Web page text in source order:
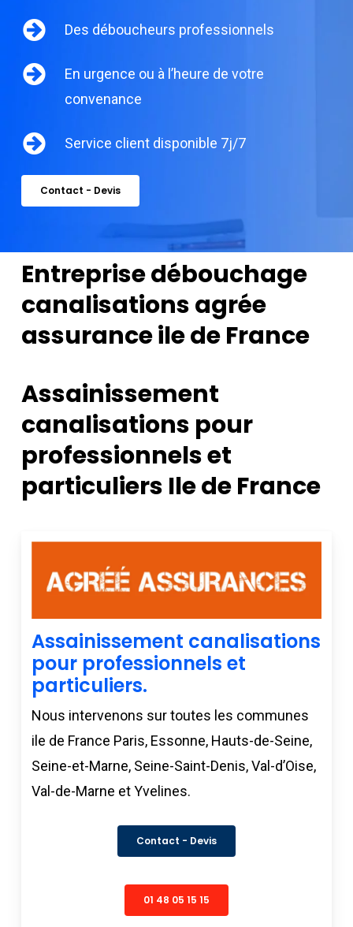
Des déboucheurs professionnels
En urgence ou à l’heure de votre
convenance
Service client disponible 7j/7
Contact - Devis
Entreprise débouchage
canalisations agrée
assurance ile de France
Assainissement
canalisations pour
professionnels et
particuliers Ile de France
Assainissement canalisations
pour professionnels et
particuliers.
Nous intervenons sur toutes les communes
ile de France Paris, Essonne, Hauts-de-Seine,
Seine-et-Marne, Seine-Saint-Denis, Val-d’Oise,
Val-de-Marne et Yvelines.
Contact - Devis
01 48 05 15 15